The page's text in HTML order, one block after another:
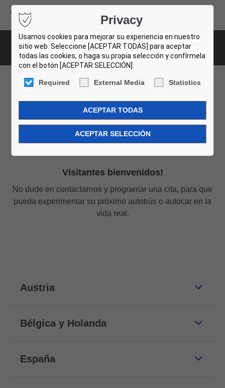
Privacy
Usamos cookies para mejorar su experiencia en nuestro
sitio web. Seleccione [ACEPTAR TODAS] para aceptar
todas las cookies, o haga su propia selección y confírmela
con el botón [ACEPTAR SELECCIÓN].
Required External Media Statistics
Centros de autobuses usados
Centros de autobuses
usados
Visitantes bienvenidos!
No dude en contactarnos y programar una cita, para que
pueda experimentar su próximo autobús o autocar en la
vida real.
Austria
Bélgica y Holanda
España